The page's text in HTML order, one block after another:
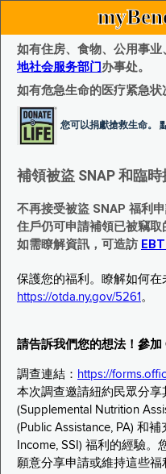
如有住房、食物、公用事
地社会服务部门办事处。
如有危急生命的医疗紧急状
您可以捐獻搶救生命。
補領被盜 SNAP 和臨
不再接受被盜 SNAP 福利申
住戶仍可申請補領已被竊取
如需瞭解資訊，可造訪
保護您的福利。瞭解如何
https://otda.ny.gov/5261 。
請告訴我們您的想法！參加
調查連結： https://
本次調查邀請紐約民眾分
(Supplemental Nutrition
(Public Assistance, PA) 和
Income, SSI) 福利的經驗
願意分享申請或維持這些